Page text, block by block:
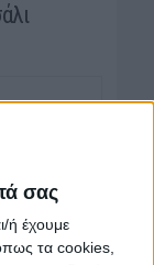
σας
ή έχουμε
τα cookies,